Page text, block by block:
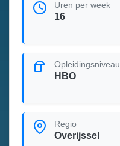
Uren per week
16
Opleidingsniveau
HBO
Regio
Overijssel